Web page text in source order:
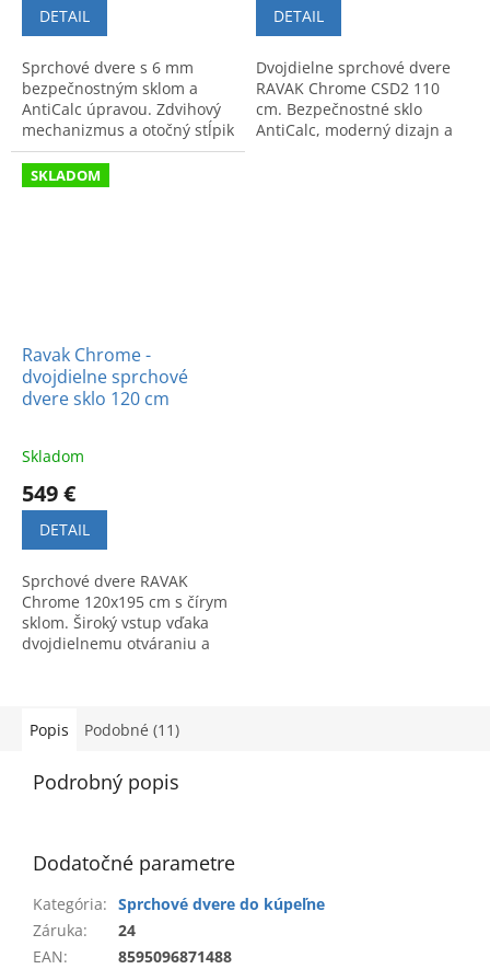
DETAIL
Sprchové dvere s 6 mm
bezpečnostným sklom a
AntiCalc úpravou. Zdvihový
mechanizmus a otočný stĺpik
pre hladký chod. Rozmery
975 - 1005 x 1950 mm.
DETAIL
Dvojdielne sprchové dvere
RAVAK Chrome CSD2 110
cm. Bezpečnostné sklo
AntiCalc, moderný dizajn a
SKLADOM
Ravak Chrome -
dvojdielne sprchové
dvere sklo 120 cm
Skladom
549 €
DETAIL
Sprchové dvere RAVAK
Chrome 120x195 cm s čírym
sklom. Široký vstup vďaka
dvojdielnemu otváraniu a
Popis
Podobné (11)
Podrobný popis
Dodatočné parametre
Kategória: Sprchové dvere do kúpeľne
Záruka:
24
EAN: 8595096871488